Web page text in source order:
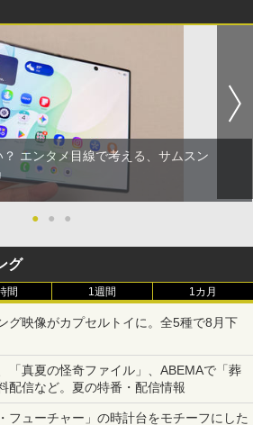
エンタメ目線で考える、サムスン
● ● ●
グ
間 1週間 1カ月
グ映像がカプセルトイに。全5種で8月下
「真夏の怪奇ファイル」、ABEMAで「葬
配信など。夏の特番・配信情報
フューチャー」の時計台をモチーフにした